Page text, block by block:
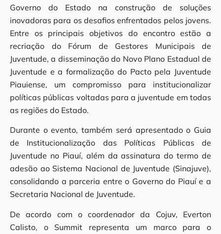
Governo do Estado na construção de soluções
inovadoras para os desafios enfrentados pelos jovens.
Entre os principais objetivos do encontro estão a
recriação do Fórum de Gestores Municipais de
Juventude, a disseminação do Novo Plano Estadual de
Juventude e a formalização do Pacto pela Juventude
Piauiense, um compromisso para institucionalizar
políticas públicas voltadas para a juventude em todas
as regiões do Estado.
Durante o evento, também será apresentado o Guia
de Institucionalização das Políticas Públicas de
Juventude no Piauí, além da assinatura do termo de
adesão ao Sistema Nacional de Juventude (Sinajuve),
consolidando a parceria entre o Governo do Piauí e a
Secretaria Nacional de Juventude.
De acordo com o coordenador da Cojuv, Everton
Calisto, o Summit representa um marco para o